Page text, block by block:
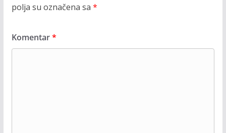
polja su označena sa *
Komentar*